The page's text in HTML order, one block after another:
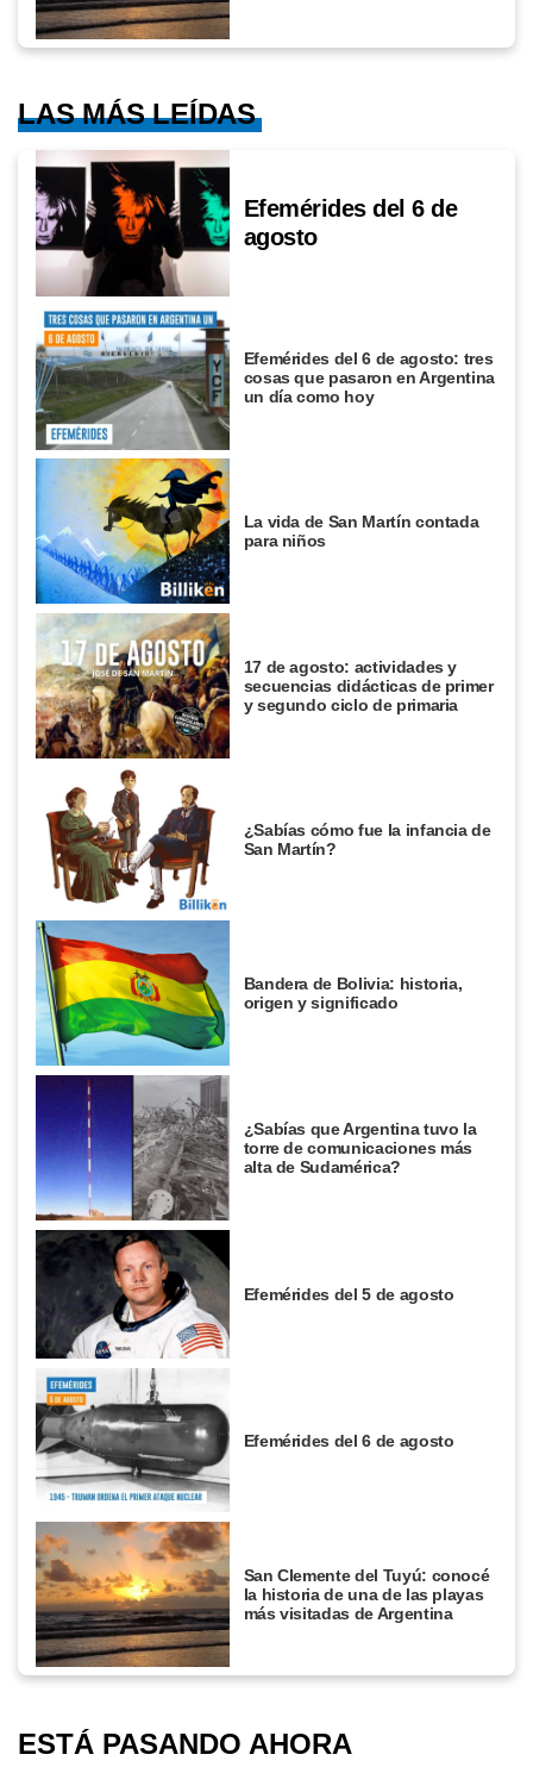
LAS MÁS LEÍDAS
Efemérides del 6 de
agosto
Efemérides del 6 de agosto: tres
cosas que pasaron en Argentina
un día como hoy
La vida de San Martín contada
para niños
17 de agosto: actividades y
secuencias didácticas de primer
y segundo ciclo de primaria
¿Sabías cómo fue la infancia de
San Martín?
Bandera de Bolivia: historia,
origen y significado
¿Sabías que Argentina tuvo la
torre de comunicaciones más
alta de Sudamérica?
Efemérides del 5 de agosto
Efemérides del 6 de agosto
San Clemente del Tuyú: conocé
la historia de una de las playas
más visitadas de Argentina
ESTÁ PASANDO AHORA